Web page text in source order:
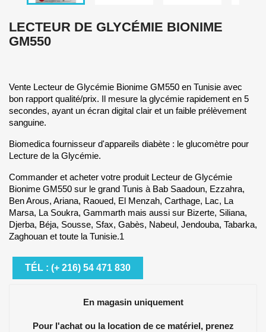
LECTEUR DE GLYCÉMIE BIONIME
GM550
Vente Lecteur de Glycémie Bionime GM550 en Tunisie avec
bon rapport qualité/prix. Il mesure la glycémie rapidement en 5
secondes, ayant un écran digital clair et un faible prélèvement
sanguine.
Biomedica fournisseur d'appareils diabète : le glucomètre pour
Lecture de la Glycémie.
Commander et acheter votre produit Lecteur de Glycémie
Bionime GM550 sur le grand Tunis à Bab Saadoun, Ezzahra,
Ben Arous, Ariana, Raoued, El Menzah, Carthage, Lac, La
Marsa, La Soukra, Gammarth mais aussi sur Bizerte, Siliana,
Djerba, Béja, Sousse, Sfax, Gabès, Nabeul, Jendouba, Tabarka,
Zaghouan et toute la Tunisie.1
TÉL : (+ 216) 54 471 830
En magasin uniquement
Pour l'achat ou la location de ce matériel, prenez